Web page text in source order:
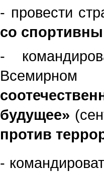
- провести
со
-
Всемирном
будущее»
против
-